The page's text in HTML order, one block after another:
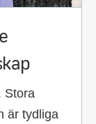
Stora
är tydliga